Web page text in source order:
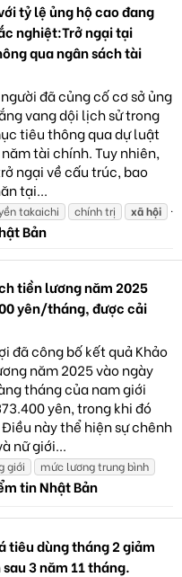
tỷ lệ ủng hộ cao đang
nghiệt:Trở ngại tại
qua ngân sách tài
đã củng cố cơ sở ủng
vang dội lịch sử trong
tiêu thông qua dự luật
tài chính. Tuy nhiên,
ngại về cấu trúc, bao
tại...
takaichi chính trị xãhội
Bản
tiền lương năm 2025
yên/tháng, được cải
đã công bố kết quả Khảo
năm 2025 vào ngày
tháng của nam giới
yên, trong khi đó
này thể hiện sự chênh
nữ giới...
giới
mức lương trung bình
tin Nhật Bản
tiêu dùng tháng 2 giảm
3 năm 11 tháng.